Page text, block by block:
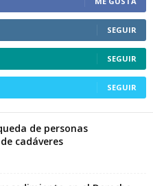
SEGUIR
SEGUIR
SEGUIR
de personas
cadáveres